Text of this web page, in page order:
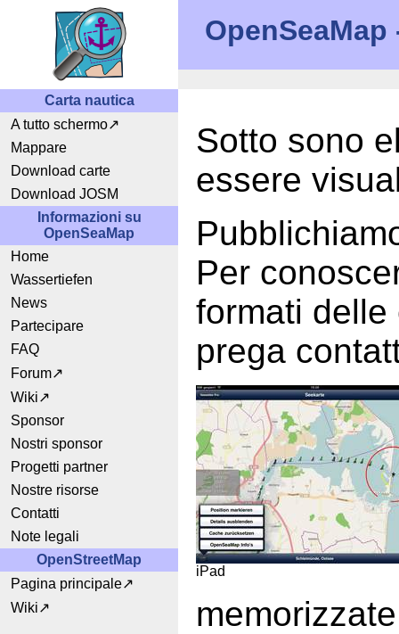
Carta nautica
A tutto schermo
Mappare
Download carte
Download JOSM
Informazioni su
OpenSeaMap
Home
Wassertiefen
News
Partecipare
FAQ
Forum
Wiki
Sponsor
Nostri sponsor
Progetti partner
Nostre risorse
Contatti
Note legali
OpenStreetMap
Pagina principale
Wiki
Sotto sono
essere
Per
formati
prega
iPad